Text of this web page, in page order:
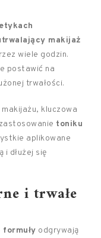
makijaż
wiele godzin.
postawić na
trwałości.
kluczowa
toniku
aplikowane
i dłużej się
i trwałe
formuły odgrywają